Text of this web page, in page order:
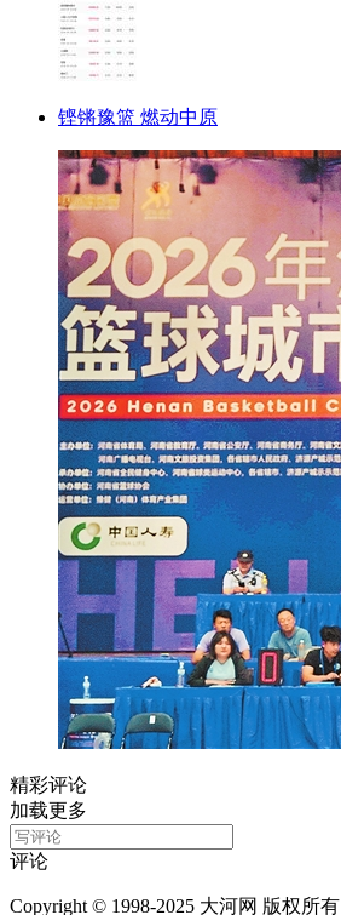
铿锵豫篮 燃动中原
精彩评论
加载更多
评论
Copyright © 1998-2025 大河网 版权所有